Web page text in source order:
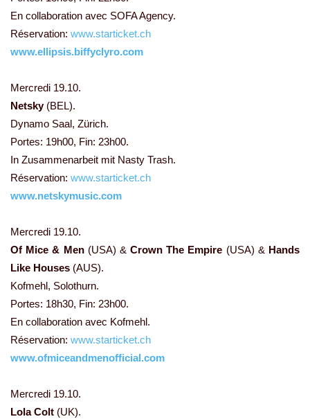
En collaboration avec SOFA Agency.
Réservation: www.starticket.ch
www.ellipsis.biffyclyro.com
Mercredi 19.10.
Netsky (BEL).
Dynamo Saal, Zürich.
Portes: 19h00, Fin: 23h00.
In Zusammenarbeit mit Nasty Trash.
Réservation: www.starticket.ch
www.netskymusic.com
Mercredi 19.10.
Of Mice & Men (USA) &Crown The Empire (USA) & Hands
Like Houses (AUS).
Kofmehl, Solothurn.
Portes: 18h30, Fin: 23h00.
En collaboration avec Kofmehl.
Réservation: www.starticket.ch
www.ofmiceandmenofficial.com
Mercredi 19.10.
Lola Colt (UK).